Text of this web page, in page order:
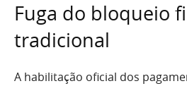
Fuga do bloqueio
tradicional
A habilitação oficial dos